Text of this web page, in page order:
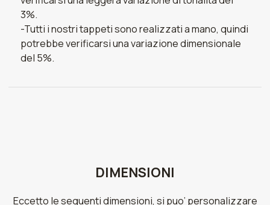
3%.
-Tutti i nostri tappeti sono realizzati a mano, quindi
potrebbe verificarsi una variazione dimensionale
del 5%.
DIMENSIONI
Eccetto le seguenti dimensioni, si puo’ personalizzare